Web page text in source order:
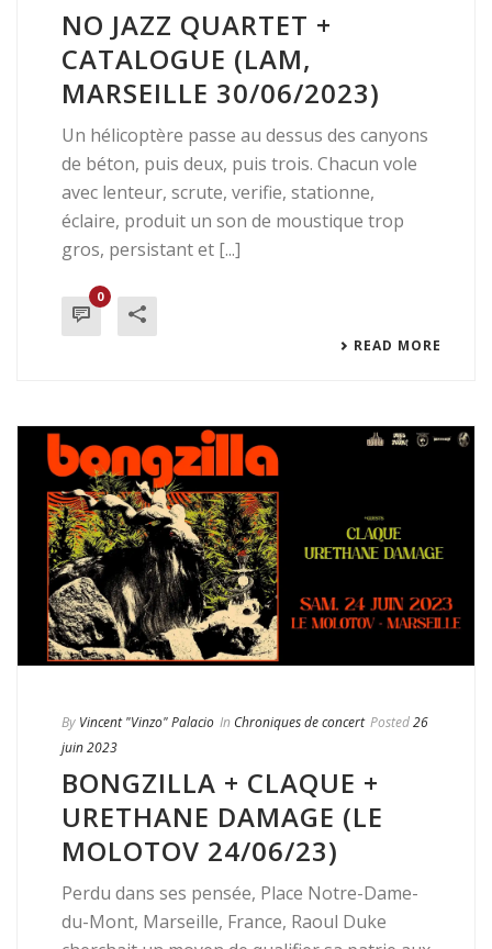
NO JAZZ QUARTET +
CATALOGUE (LAM,
MARSEILLE 30/06/2023)
Un hélicoptère passe au dessus des canyons
de béton, puis deux, puis trois. Chacun vole
avec lenteur, scrute, verifie, stationne,
éclaire, produit un son de moustique trop
gros, persistant et [...]
0
READ MORE
By Vincent "Vinzo" Palacio In Chroniques de concert Posted26
juin 2023
BONGZILLA + CLAQUE +
URETHANE DAMAGE (LE
MOLOTOV 24/06/23)
Perdu dans ses pensée, Place Notre-Dame-
du-Mont, Marseille, France, Raoul Duke